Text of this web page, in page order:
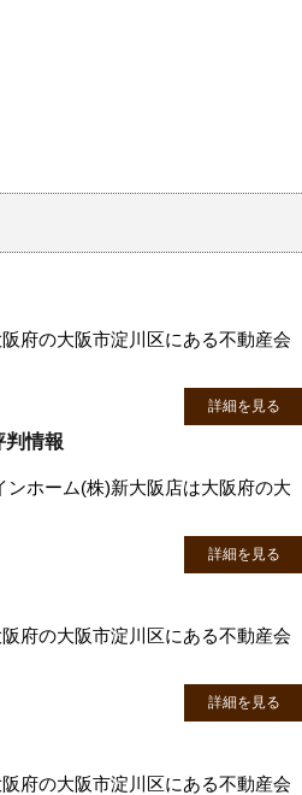
府の大阪市淀川区にある不動産会
詳細を見る
判情報
ホーム(株)新大阪店は大阪府の大
詳細を見る
府の大阪市淀川区にある不動産会
詳細を見る
府の大阪市淀川区にある不動産会